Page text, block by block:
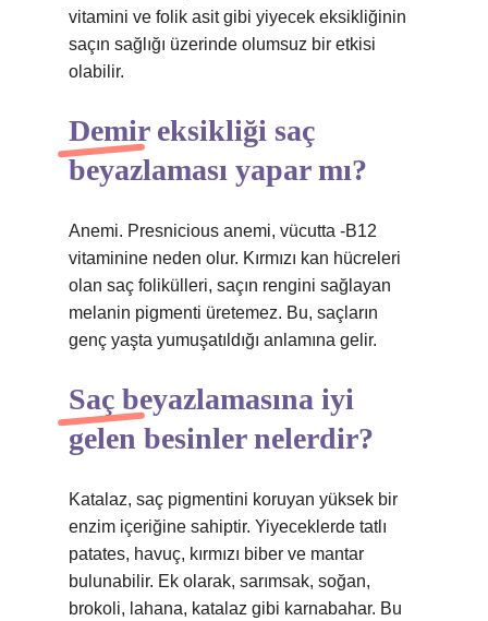
vitamini ve folik asit gibi yiyecek eksikliğinin
saçın sağlığı üzerinde olumsuz bir etkisi
olabilir.
Demir eksikliği saç
beyazlaması yapar mı?
Anemi. Presnicious anemi, vücutta -B12
vitaminine neden olur. Kırmızı kan hücreleri
olan saç folikülleri, saçın rengini sağlayan
melanin pigmenti üretemez. Bu, saçların
genç yaşta yumuşatıldığı anlamına gelir.
Saç beyazlamasına iyi
gelen besinler nelerdir?
Katalaz, saç pigmentini koruyan yüksek bir
enzim içeriğine sahiptir. Yiyeceklerde tatlı
patates, havuç, kırmızı biber ve mantar
bulunabilir. Ek olarak, sarımsak, soğan,
brokoli, lahana, katalaz gibi karnabahar. Bu